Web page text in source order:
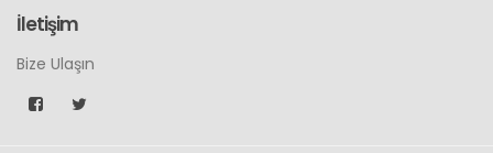
İletişim
Bize Ulaşın